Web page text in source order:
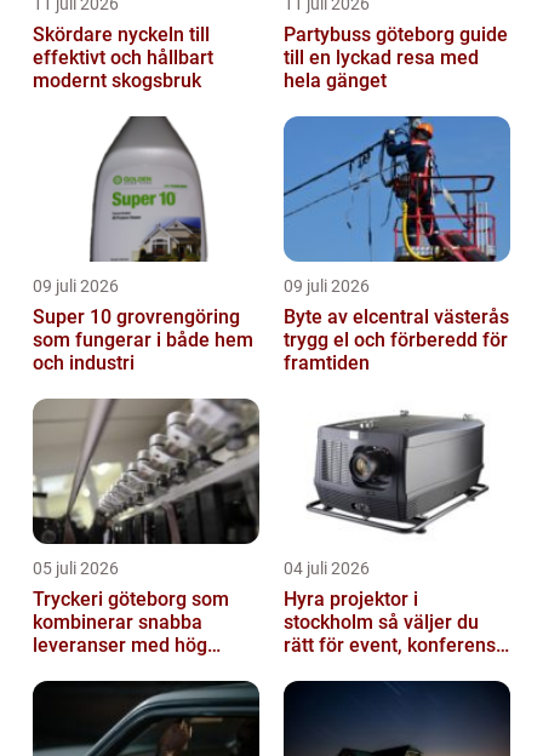
Skördare nyckeln till
effektivt och hållbart
modernt skogsbruk
Partybuss göteborg guide
till en lyckad resa med
hela gänget
09 juli 2026
Super 10 grovrengöring
som fungerar i både hem
och industri
09 juli 2026
Byte av elcentral västerås
trygg el och förberedd för
framtiden
05 juli 2026
Tryckeri göteborg som
kombinerar snabba
leveranser med hög
04 juli 2026
Hyra projektor i
stockholm så väljer du
rätt för event, konferens